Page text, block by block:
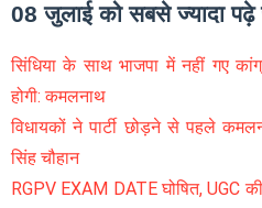
08 जुलाई को सबसे ज्यादा पढ़े
सिंधिया के साथ भाजपा में नहीं गए
होगी: कमलनाथ
विधायकों ने पार्टी छोड़ने से पहले
सिंह चौहान
RGPV EXAM DATE घोषित, UGC